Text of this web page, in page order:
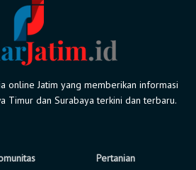
online Jatim yang memberikan informasi
Timur dan Surabaya terkini dan terbaru.
Pertanian